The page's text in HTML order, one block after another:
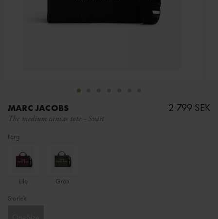
MARC JACOBS
The medium canvas tote - Svart
2 799 SEK
Färg
Lila
Grön
Storlek